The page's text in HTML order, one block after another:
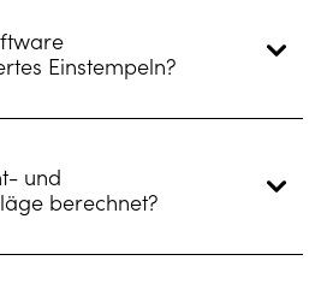
Einstempeln?
und
berechnet?